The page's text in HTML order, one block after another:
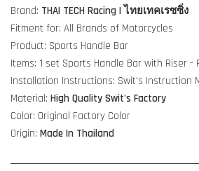
Brand: THAI TECH Racing | ไทยเทคเรซซิ่ง
Fitment for: All Brands of Motorcycles
Product: Sports Handle Bar
Items: 1 set Sports Handle Bar with Riser -
Installation Instructions: Swit's Instruction
Material: High Quality Swit's Factory
Color: Original Factory Color
Origin: Made In Thailand